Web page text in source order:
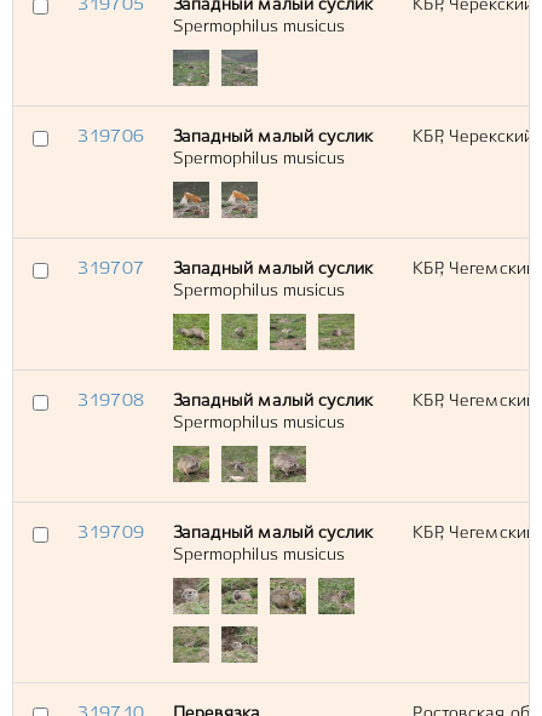
319705
Западный малый суслик
Spermophilus musicus
КБР, Черекский
319706
Западный малый суслик
Spermophilus musicus
КБР, Черекский
319707
Западный малый суслик
Spermophilus musicus
КБР, Чегемский
319708
Западный малый суслик
Spermophilus musicus
КБР, Чегемский
319709
Западный малый суслик
Spermophilus musicus
КБР, Чегемский